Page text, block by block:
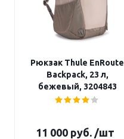
Рюкзак Thule EnRoute
Backpack, 23 л,
бежевый, 3204843
11 000 руб. /шт